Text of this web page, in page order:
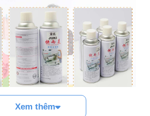
Xem thêm
17/07/2026 08:20 AM
Quy trình kiểm vải đầu vào và cách tính
điểm lỗi chuẩn
05/08/2026 10:52 AM
Cách lắp kim máy vắt sổ đúng chiều tránh
bỏ mũi
03/08/2026 10:22 AM